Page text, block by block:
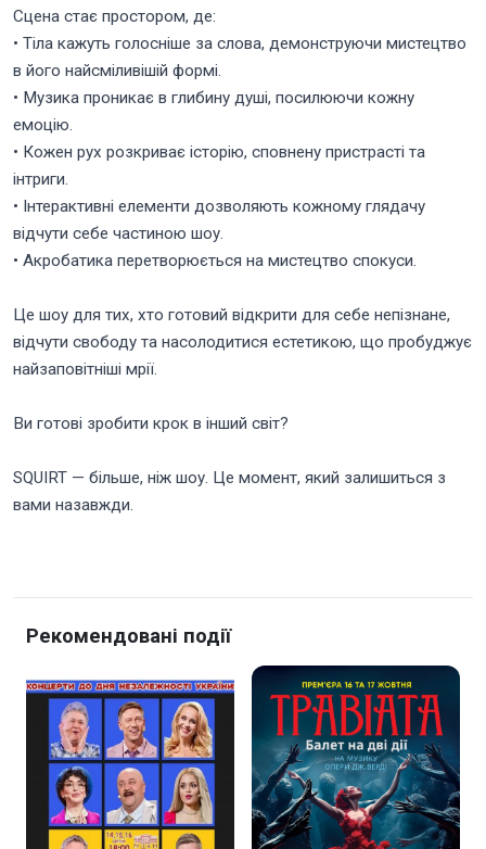
Сцена стає простором, де:
• Тіла кажуть голосніше за слова, демонструючи мистецтво
в його найсміливішій формі.
• Музика проникає в глибину душі, посилюючи кожну
емоцію.
• Кожен рух розкриває історію, сповнену пристрасті та
інтриги.
• Інтерактивні елементи дозволяють кожному глядачу
відчути себе частиною шоу.
• Акробатика перетворюється на мистецтво спокуси.
Це шоу для тих, хто готовий відкрити для себе непізнане,
відчути свободу та насолодитися естетикою, що пробуджує
найзаповітніші мрії.
Ви готові зробити крок в інший світ?
SQUIRT — більше, ніж шоу. Це момент, який залишиться з
вами назавжди.
Рекомендовані події